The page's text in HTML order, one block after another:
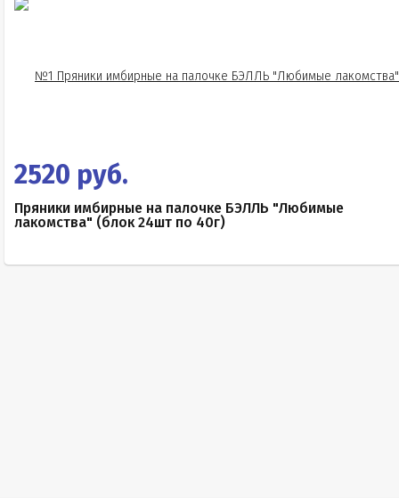
2520 руб.
Пряники имбирные на палочке БЭЛЛЬ "Любимые
лакомства" (блок 24шт по 40г)